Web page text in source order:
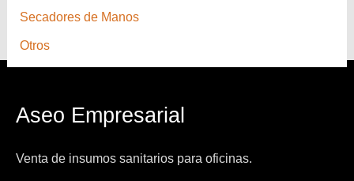
Secadores de Manos
Otros
Aseo Empresarial
Venta de insumos sanitarios para oficinas.